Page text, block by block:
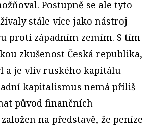
Postupně se ale tyto
stále více jako nástroj
proti západním zemím. S tím
zkušenost Česká republika,
a je vliv ruského kapitálu
kapitalismus nemá příliš
původ finančních
na představě, že peníze